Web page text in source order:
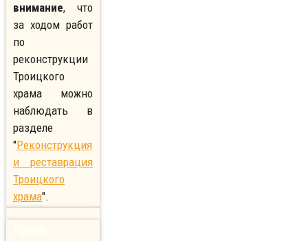
внимание, что
за ходом работ
по
реконструкции
Троицкого
храма можно
наблюдать в
разделе
"Реконструкция
и реставрация
Троицкого
храма".